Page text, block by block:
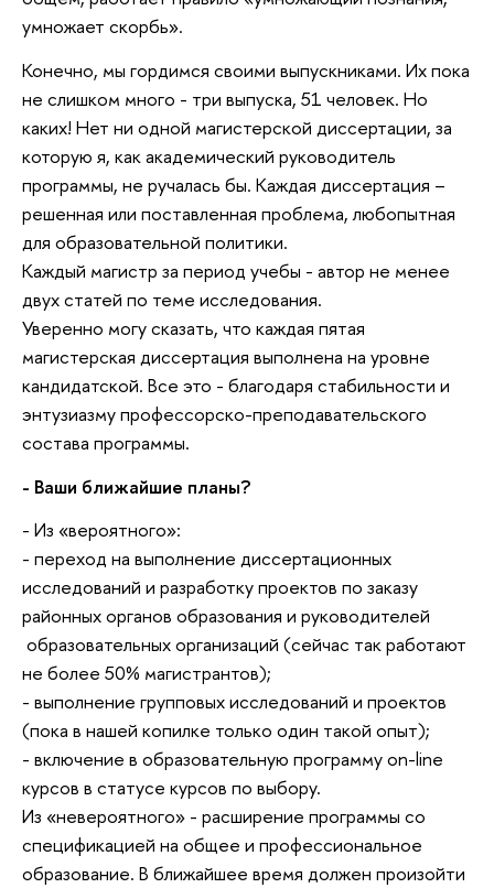
умножает скорбь».
Конечно, мы гордимся своими выпускниками. Их пока
не слишком много - три выпуска, 51 человек. Но
каких! Нет ни одной магистерской диссертации, за
которую я, как академический руководитель
программы, не ручалась бы. Каждая диссертация –
решенная или поставленная проблема, любопытная
для образовательной политики.
Каждый магистр за период учебы - автор не менее
двух статей по теме исследования.
Уверенно могу сказать, что каждая пятая
магистерская диссертация выполнена на уровне
кандидатской. Все это - благодаря стабильности и
энтузиазму профессорско-преподавательского
состава программы.
- Ваши ближайшие планы?
- Из «вероятного»:
- переход на выполнение диссертационных
исследований и разработку проектов по заказу
районных органов образования и руководителей
образовательных организаций (сейчас так работают
не более 50% магистрантов);
- выполнение групповых исследований и проектов
(пока в нашей копилке только один такой опыт);
- включение в образовательную программу on-line
курсов в статусе курсов по выбору.
Из «невероятного» - расширение программы со
спецификацией на общее и профессиональное
образование. В ближайшее время должен произойти